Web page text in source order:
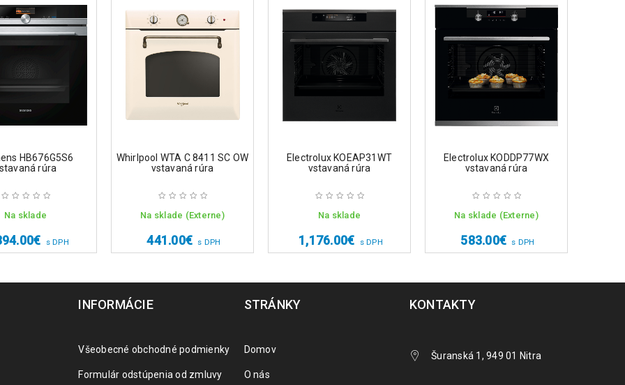
HB676G5S6
rúra
Na sklade
€ s DPH
Whirlpool WTA C 8411 SC OW
vstavaná rúra
Na sklade (Externe)
441.00€ s DPH
Electrolux KOEAP31WT
vstavaná rúra
Na sklade
1,176.00€ s DPH
Electrolux KODDP77WX
vstavaná rúra
Na sklade (Externe)
583.00€ s DPH
INFORMÁCIE
Všeobecné obchodné podmienky
Formulár odstúpenia od zmluvy
STRÁNKY
Domov
O nás
KONTAKTY
Šuranská 1, 949 01 Nitra